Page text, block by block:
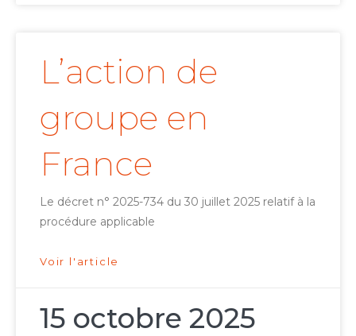
L’action de
groupe en
France
Le décret n° 2025-734 du 30 juillet 2025 relatif à la
procédure applicable
Voir l'article
15 octobre 2025